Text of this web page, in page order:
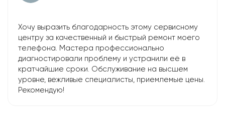
Хочу выразить благодарность этому сервисному
центру за качественный и быстрый ремонт моего
телефона. Мастера профессионально
диагностировали проблему и устранили её в
кратчайшие сроки. Обслуживание на высшем
уровне, вежливые специалисты, приемлемые цены.
Рекомендую!